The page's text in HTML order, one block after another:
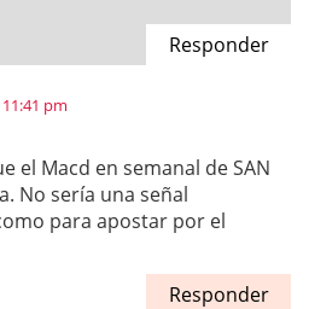
Responder
pm
el Macd en semanal de SAN
No sería una señal
para apostar por el
Responder